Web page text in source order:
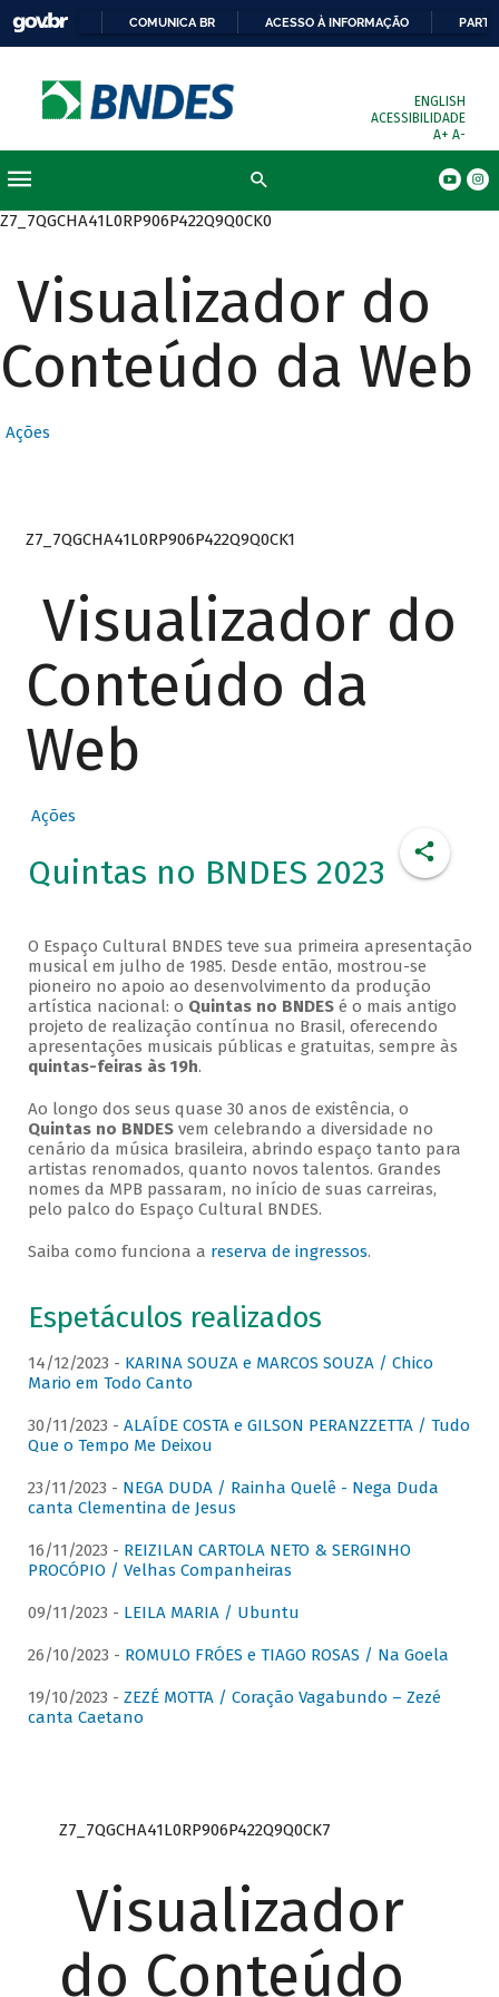
COMUNICA BR ACESSO À INFORMAÇÃO
ENGLISH
ACESSIBILIDADE
A+ A-
Z7_7QGCHA41L0RP906P422Q9Q0CK0
Visualizador do
Conteúdo da Web
Ações
Z7_7QGCHA41L0RP906P422Q9Q0CK1
Visualizador do
Conteúdo da
Web
Ações
Quintas no BNDES 2023
O Espaço Cultural BNDES teve sua primeira apresentação
musical em julho de 1985. Desde então, mostrou-se
pioneiro no apoio ao desenvolvimento da produção
artística nacional: o Quintas no BNDESé o mais antigo
projeto de realização contínua no Brasil, oferecendo
apresentações musicais públicas e gratuitas, sempre às
quintas-feiras às 19h.
Ao longo dos seus quase 30 anos de existência, o
Quintas no BNDESvem celebrando a diversidade no
cenário da música brasileira, abrindo espaço tanto para
artistas renomados, quanto novos talentos. Grandes
nomes da MPB passaram, no início de suas carreiras,
pelo palco do Espaço Cultural BNDES.
Saiba como funciona a reserva de ingressos.
Espetáculos realizados
14/12/2023 - KARINA SOUZA e MARCOS SOUZA / Chico
Mario em Todo Canto
30/11/2023 - ALAÍDE COSTA e GILSON PERANZZETTA / Tudo
Que o Tempo Me Deixou
23/11/2023 - NEGA DUDA / Rainha Quelê - Nega Duda
canta Clementina de Jesus
16/11/2023 - REIZILAN CARTOLA NETO & SERGINHO
PROCÓPIO / Velhas Companheiras
09/11/2023 - LEILA MARIA / Ubuntu
26/10/2023 - ROMULO FRÓES e TIAGO ROSAS / Na Goela
19/10/2023 - ZEZÉ MOTTA / Coração Vagabundo – Zezé
canta Caetano
Z7_7QGCHA41L0RP906P422Q9Q0CK7
Visualizador
do Conteúdo